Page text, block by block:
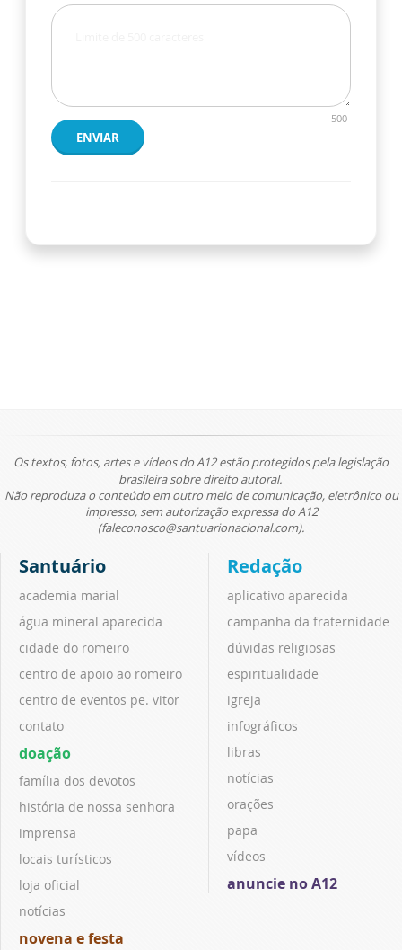
500
ENVIAR
Os textos, fotos, artes e vídeos do A12 estão protegidos pela legislação
brasileira sobre direito autoral.
Não reproduza o conteúdo em outro meio de comunicação, eletrônico ou
impresso, sem autorização expressa do A12
(faleconosco@santuarionacional.com).
Santuário
academia marial
água mineral aparecida
cidade do romeiro
centro de apoio ao romeiro
centro de eventos pe. vitor
contato
doação
família dos devotos
história de nossa senhora
imprensa
locais turísticos
loja oficial
notícias
novena e festa
Redação
aplicativo aparecida
campanha da fraternidade
dúvidas religiosas
espiritualidade
igreja
infográficos
libras
notícias
orações
papa
vídeos
anuncie no A12